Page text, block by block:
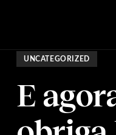
UNCATEGORIZED
E